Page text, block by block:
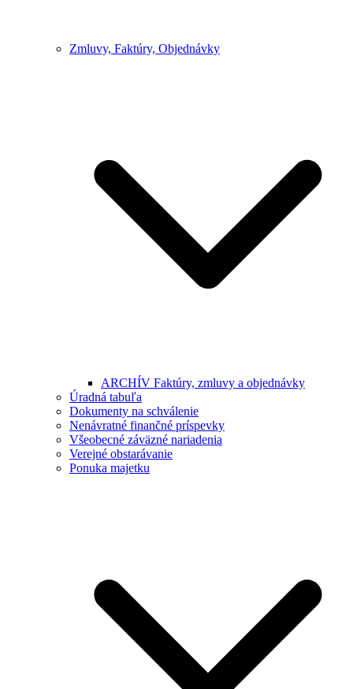
Zmluvy, Faktúry, Objednávky
ARCHÍV Faktúry, zmluvy a objednávky
Úradná tabuľa
Dokumenty na schválenie
Nenávratné finančné príspevky
Všeobecné záväzné nariadenia
Verejné obstarávanie
Ponuka majetku